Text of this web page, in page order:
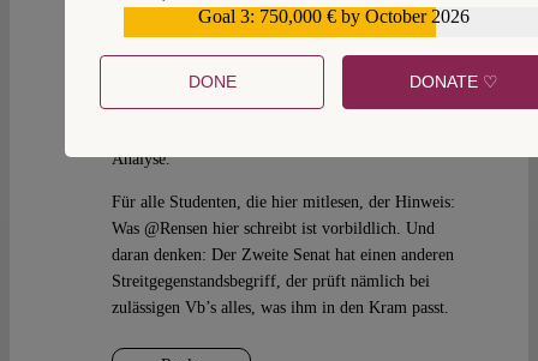
Analyse.
Für alle Studenten, die hier mitlesen, der Hinweis:
Was @Rensen hier schreibt ist vorbildlich. Und
daran denken: Der Zweite Senat hat einen anderen
Streitgegenstandsbegriff, der prüft nämlich bei
zulässigen Vb’s alles, was ihm in den Kram passt.
Goal 3: 750,000 € by October 2026
DONE DONATE ♡